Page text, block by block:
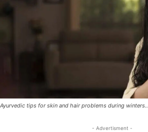
Ayurvedic tips for skin and hair problems during winters..
- Advertisment -